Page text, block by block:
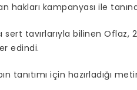
hakları kampanyası ile
sert tavırlarıyla bilinen Oflaz,
edindi.
tanıtımı için hazırladığı